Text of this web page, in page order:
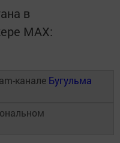
в
MАХ:
канале Бугульма